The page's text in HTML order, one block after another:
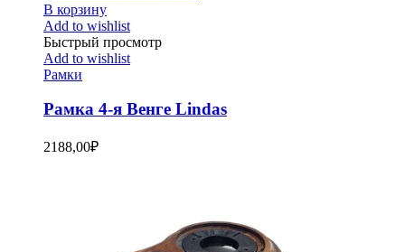
В корзину
Add to wishlist
Быстрый просмотр
Add to wishlist
Рамки
Рамка 4-я Венге Lindas
2188,00₽